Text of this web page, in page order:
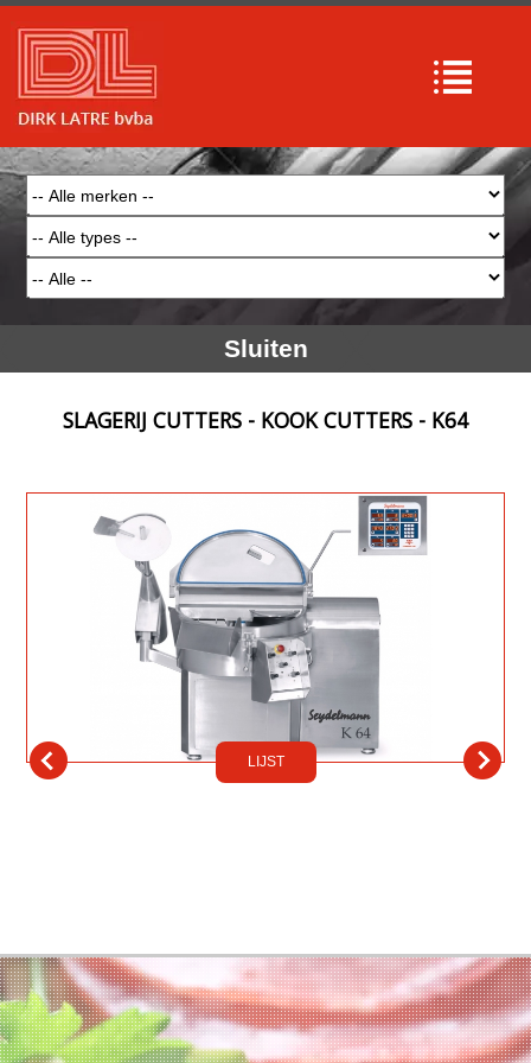
Sluiten
SLAGERIJ CUTTERS - KOOK CUTTERS - K64
LIJST